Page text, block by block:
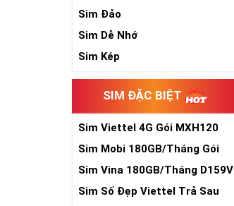
Sim Đảo
Sim Dễ Nhớ
Sim Kép
SIM ĐẶC BIỆT
Sim Viettel 4G Gói MXH120
Siêu Rẻ
Sim Mobi 180GB/Tháng Gói
TK159
Sim Vina 180GB/Tháng D159V
Sim Số Đẹp Viettel Trả Sau